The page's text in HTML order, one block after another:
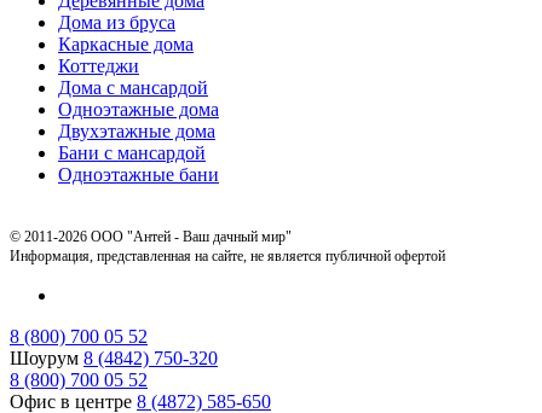
Дома из бруса
Каркасные дома
Коттеджи
Дома с мансардой
Одноэтажные дома
Двухэтажные дома
Бани с мансардой
Одноэтажные бани
© 2011-2026 ООО "Антей - Ваш дачный мир"
Информация, представленная на сайте, не является публичной офертой
8 (800) 700 05 52
Шоурум 8 (4842) 750-320
8 (800) 700 05 52
Офис в центре 8 (4872) 585-650